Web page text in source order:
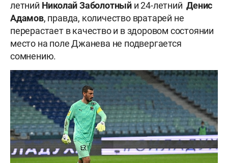
летний Николай Заболотный и 24-летнийДенис
Адамов, правда, количество вратарей не
перерастает в качество и в здоровом состоянии
место на поле Джанева не подвергается
сомнению.